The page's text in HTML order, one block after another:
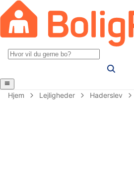
Hjem Lejligheder Haderslev